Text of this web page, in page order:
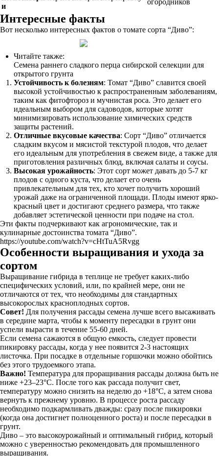
и
огородников
Интересные факты
Вот несколько интересных фактов о томате сорта “Диво”:
Читайте также:
Семена раннего сладкого перца сибирской селекции для
открытого грунта
Устойчивость к болезням: Томат “Диво” славится своей
высокой устойчивостью к распространенным заболеваниям,
таким как фитофтороз и мучнистая роса. Это делает его
идеальным выбором для садоводов, которые хотят
минимизировать использование химических средств
защиты растений.
Отличные вкусовые качества: Сорт “Диво” отличается
сладким вкусом и мясистой текстурой плодов, что делает
его идеальным для употребления в свежем виде, а также для
приготовления различных блюд, включая салаты и соусы.
Высокая урожайность: Этот сорт может давать до 5-7 кг
плодов с одного куста, что делает его очень
привлекательным для тех, кто хочет получить хороший
урожай даже на ограниченной площади. Плоды имеют ярко-
красный цвет и достигают среднего размера, что также
добавляет эстетической ценности при подаче на стол.
Эти факты подчеркивают как агрономические, так и
кулинарные достоинства томата “Диво”.
https://youtube.com/watch?v=cHtTuA5Rvgg
Особенности выращивания и ухода за
сортом
Выращивание гибрида в теплице не требует каких-либо
специфических условий, или, по крайней мере, они не
отличаются от тех, что необходимы для стандартных
высокорослых красноплодных сортов.
Совет! Для получения рассады семена лучше всего высаживать
в середине марта, чтобы к моменту пересадки в грунт они
успели вырасти в течение 55-60 дней.
Если семена сажаются в общую емкость, следует провести
пикировку рассады, когда у нее появится 2-3 настоящих
листочка. При посадке в отдельные горшочки можно обойтись
без этого трудоемкого этапа.
Важно! Температура для проращивания рассады должна быть не
ниже +23–23°C. После того как рассада получит свет,
температуру можно снизить на неделю до +18°C, а затем снова
вернуть к прежнему уровню. В процессе роста рассаду
необходимо подкармливать дважды: сразу после пикировки
(когда она достигнет полноценного роста) и после пересадки в
грунт.
Диво – это высокоурожайный и оптимальный гибрид, который
можно с уверенностью рекомендовать для промышленного
выращивания.